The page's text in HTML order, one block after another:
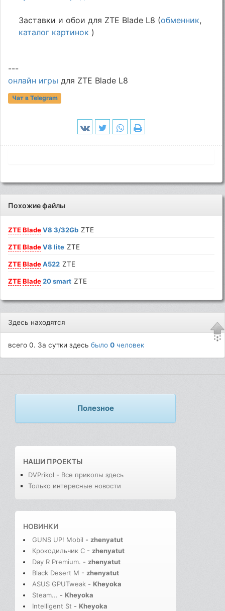
Заставки и обои для ZTE Blade L8 (обменник,
каталог картинок )
---
онлайн игры для ZTE Blade L8
Чат в Telegram
Похожие файлы
ZTE BladeV8 3/32Gb ZTE
ZTE BladeV8 lite ZTE
ZTE BladeA522 ZTE
ZTE Blade20 smart ZTE
Здесь находятся
всего 0. За сутки здесьбыло0 человек
Полезное
НАШИ ПРОЕКТЫ
DVPrikol - Все приколы здесь
Только интересные новости
НОВИНКИ
GUNS UP! Mobil - zhenyatut
Крокодильчик С - zhenyatut
Day R Premium. - zhenyatut
Black Desert M - zhenyatut
ASUS GPUTweak - Kheyoka
Steam... - Kheyoka
Intelligent St - Kheyoka